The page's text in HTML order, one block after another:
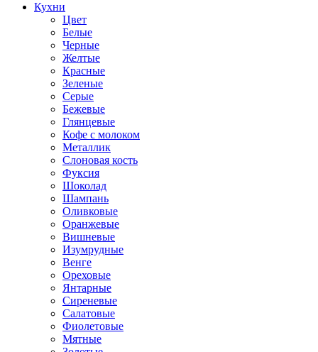
Кухни
Цвет
Белые
Черные
Желтые
Красные
Зеленые
Серые
Бежевые
Глянцевые
Кофе с молоком
Металлик
Слоновая кость
Фуксия
Шоколад
Шампань
Оливковые
Оранжевые
Вишневые
Изумрудные
Венге
Ореховые
Янтарные
Сиреневые
Салатовые
Фиолетовые
Мятные